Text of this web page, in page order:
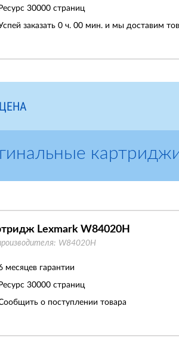
Ресурс 30000 страниц
заказать 0 ч. 00 мин. и мы доставим
Lexmark W84020H
W84020H
месяцев гарантии
Ресурс 30000 страниц
о поступлении товара